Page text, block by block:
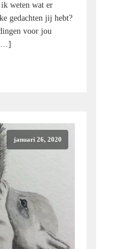
weten wat er
gedachten jij hebt?
voor jou
januari 26, 2020